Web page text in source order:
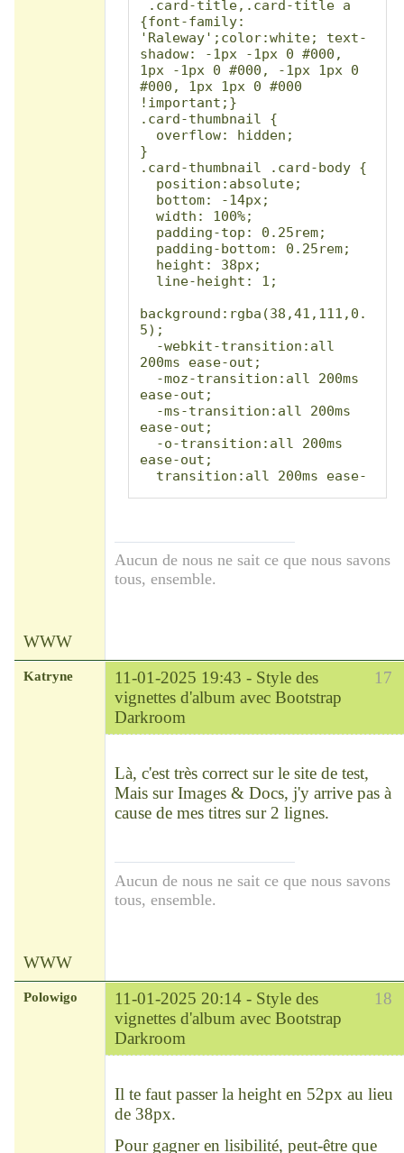
{font-family:
'Raleway';color:white; text-
shadow: -1px -1px 0 #000,
1px -1px 0 #000, -1px 1px 0
#000, 1px 1px 0 #000
!important;}
.card-thumbnail {
}
.card-thumbnail .card-body {
background:rgba(38,41,111,0.
5);
200ms ease-out;
ease-out;
ease-out;
ease-out;
{
  position:absolute;
  bottom: -42px;
  width: 100%;
background:rgba(38,41,111,0.
5);
  -webkit-transition:all
200ms ease-out;
ease-out;
  -ms-transition:all 200ms
ease-out;
  -o-transition:all 200ms
out;
}
background:rgba(38,41,111,0.
7);
.card-thumbnail:hover a,
.card-thumbnail:hover .card-
footer > .ellipsis {
}
.card-thumbnail:hover .card-
body {
  bottom:28px;
Aucun de nous ne sait ce que nous savons
tous, ensemble.
WWW
17
Katryne 11-01-2025 19:43 - Style des
vignettes d'album avec Bootstrap
Darkroom
Là, c'est très correct sur le site de test,
Mais sur Images & Docs, j'y arrive pas à
cause de mes titres sur 2 lignes.
Aucun de nous ne sait ce que nous savons
tous, ensemble.
WWW
18
Polowigo 11-01-2025 20:14 - Style des
vignettes d'album avec Bootstrap
Darkroom
Il te faut passer la height en 52px au lieu
de 38px.
Pour gagner en lisibilité, peut-être que